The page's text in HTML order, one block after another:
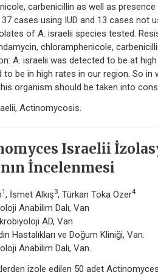
carbenicillin as well as
cases using IUD and 13 cases not
of A. israelii species tested.
chloramphenicole,
A. israelii was detected to be at
be in high rates in our region. So in
organism should be taken into
Actinomycosis.
Israelii
İncelenmesi
1 , İsmet Alkış3, Türkan Toka Özer4
Anabilim Dalı, Van
AD, Van
Hastalıkları ve Doğum Kliniği, Van.
Anabilim Dalı, Van.
izole edilen 50 adet